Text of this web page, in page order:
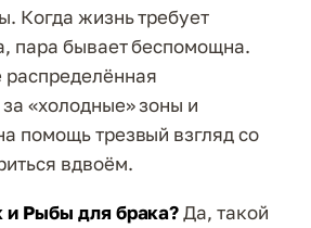
Когда жизнь требует
пара бывает беспомощна.
распределённая
за «холодные» зоны и
помощь трезвый взгляд со
вдвоём.
и Рыбы для брака?Да, такой